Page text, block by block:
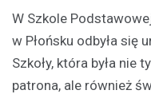
W Szkole
w Płońsku odbyła się
Szkoły, która była nie
patrona, ale również